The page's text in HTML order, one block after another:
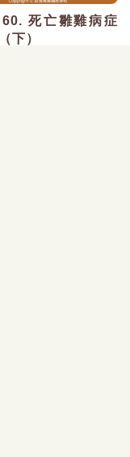
死亡雛雞病症
下）